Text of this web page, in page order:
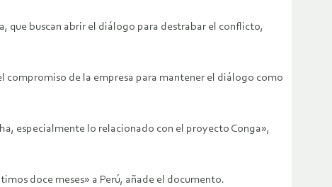
que buscan abrir el diálogo para destrabar el conflicto,
compromiso de la empresa para mantener el diálogo como
especialmente lo relacionado con el proyecto Conga»,
doce meses» a Perú, añade el documento.